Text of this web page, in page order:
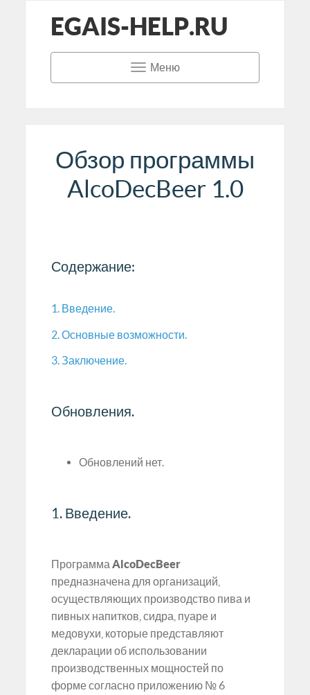
EGAIS-HELP.RU
Меню
Обзор программы
AlcoDecBeer 1.0
Содержание:
1. Введение.
2. Основные возможности.
3. Заключение.
Обновления.
Обновлений нет.
1. Введение.
ПрограммаAlcoDecBeer
предназначена для организаций,
осуществляющих производство пива и
пивных напитков, сидра, пуаре и
медовухи, которые представляют
декларации об использовании
производственных мощностей по
форме согласно приложению № 6